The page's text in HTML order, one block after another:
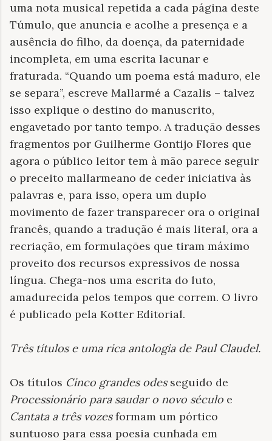
uma nota musical repetida a cada página deste
Túmulo, que anuncia e acolhe a presença e a
ausência do filho, da doença, da paternidade
incompleta, em uma escrita lacunar e
fraturada. “Quando um poema está maduro, ele
se separa”, escreve Mallarmé a Cazalis – talvez
isso explique o destino do manuscrito,
engavetado por tanto tempo. A tradução desses
fragmentos por Guilherme Gontijo Flores que
agora o público leitor tem à mão parece seguir
o preceito mallarmeano de ceder iniciativa às
palavras e, para isso, opera um duplo
movimento de fazer transparecer ora o original
francês, quando a tradução é mais literal, ora a
recriação, em formulações que tiram máximo
proveito dos recursos expressivos de nossa
língua. Chega-nos uma escrita do luto,
amadurecida pelos tempos que correm. O livro
é publicado pela Kotter Editorial.
Três títulos e uma rica antologia de Paul Claudel.
Os títulos Cinco grandes odesseguido de
Processionário para saudar o novo século e
Cantata a três vozesformam um pórtico
suntuoso para essa poesia cunhada em